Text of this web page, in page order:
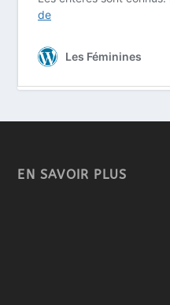
EN SAVOIR PLUS